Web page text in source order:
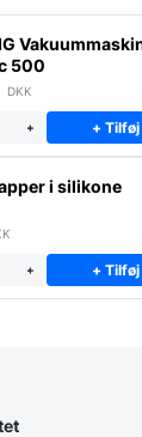
500
DKK
+ + Tilføj
i silikone
+ + Tilføj